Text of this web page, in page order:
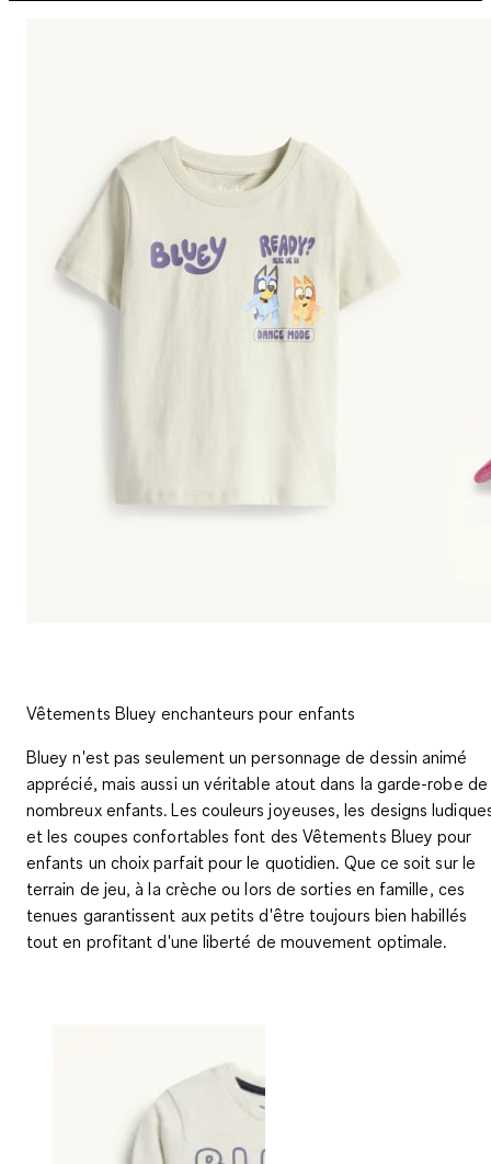
Vêtements Bluey enchanteurs pour enfants
Bluey n'est pas seulement un personnage de dessin animé
apprécié, mais aussi un véritable atout dans la garde-robe de
nombreux enfants. Les couleurs joyeuses, les designs
et les coupes confortables font des Vêtements Bluey pour
enfants un choix parfait pour le quotidien. Que ce soit sur le
terrain de jeu, à la crèche ou lors de sorties en famille, ces
tenues garantissent aux petits d'être toujours bien habillés
tout en profitant d'une liberté de mouvement optimale.